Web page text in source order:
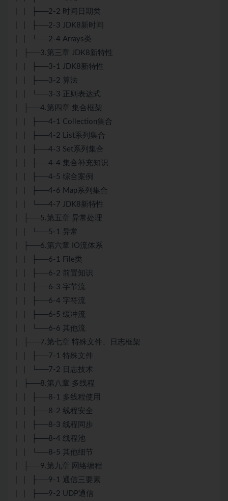
| | ├──2-2 时间日期类
| | ├──2-3 JDK8新时间
| | └──2-4 Arrays类
| ├──3.第三章 JDK8新特性
| | ├──3-1 JDK8新特性
| | ├──3-2 算法
| | └──3-3 正则表达式
| ├──4.第四章 集合框架
| | ├──4-1 Collection集合
| | ├──4-2 List系列集合
| | ├──4-3 Set系列集合
| | ├──4-4 集合补充知识
| | ├──4-5 综合案例
| | ├──4-6 Map系列集合
| | └──4-7 JDK8新特性
| ├──5.第五章 异常处理
| | └──5-1 异常
| ├──6.第六章 IO流体系
| | ├──6-1 File类
| | ├──6-2 前置知识
| | ├──6-3 字节流
| | ├──6-4 字符流
| | ├──6-5 缓冲流
| | └──6-6 其他流
| ├──7.第七章 特殊文件、日志框架
| | ├──7-1 特殊文件
| | └──7-2 日志技术
| ├──8.第八章 多线程
| | ├──8-1 多线程使用
| | ├──8-2 线程安全
| | ├──8-3 线程同步
| | ├──8-4 线程池
| | └──8-5 其他细节
| ├──9.第九章 网络编程
| | ├──9-1 通信三要素
| | ├──9-2 UDP通信